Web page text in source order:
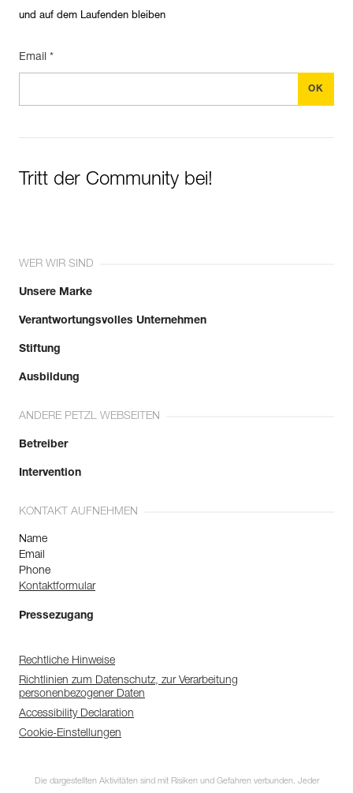
und auf dem Laufenden bleiben
Email *
Tritt der Community bei!
WER WIR SIND
Unsere Marke
Verantwortungsvolles Unternehmen
Stiftung
Ausbildung
ANDERE PETZL WEBSEITEN
Betreiber
Intervention
KONTAKT AUFNEHMEN
Name
Email
Phone
Kontaktformular
Pressezugang
Rechtliche Hinweise
Richtlinien zum Datenschutz, zur Verarbeitung
personenbezogener Daten
Accessibility Declaration
Cookie-Einstellungen
Die dargestellten Aktivitäten sind mit Risiken und Gefahren verbunden. Jeder